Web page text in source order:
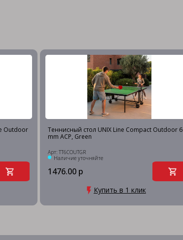
Outdoor
Теннисный стол UNIX Line Compact Outdoor 6
mm ACP, Green
Арт: TT6COUTGR
Наличие уточняйте
1476.00 р
Купить в 1 клик